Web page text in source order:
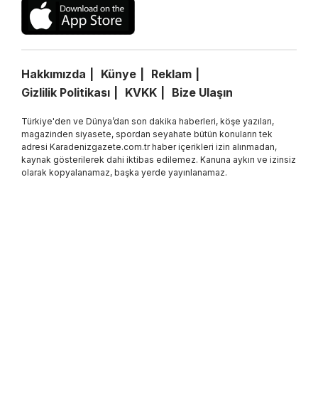
Hakkımızda Künye
Reklam
Gizlilik Politikası
KVKK Bize Ulaşın
Türkiye'den ve Dünya’dan son dakika haberleri, köşe yazıları,
magazinden siyasete, spordan seyahate bütün konuların tek
adresi Karadenizgazete.com.tr haber içerikleri izin alınmadan,
kaynak gösterilerek dahi iktibas edilemez. Kanuna aykırı ve izinsiz
olarak kopyalanamaz, başka yerde yayınlanamaz.